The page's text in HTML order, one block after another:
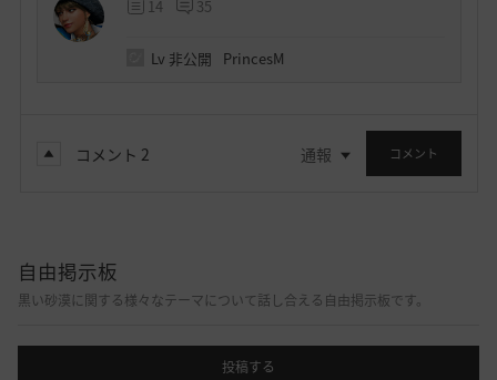
14 35
Lv 非公開 PrincesM
コメント 2 通報 コメント
自由掲示板
黒い砂漠に関する様々なテーマについて話し合える自由掲示板です。
投稿する